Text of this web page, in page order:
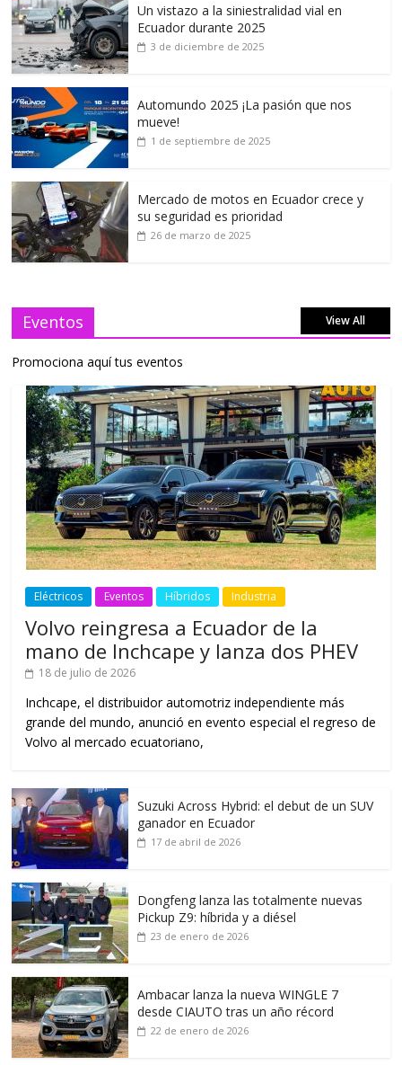
Un vistazo a la siniestralidad vial en
Ecuador durante 2025
3 de diciembre de 2025
Automundo 2025 ¡La pasión que nos
mueve!
1 de septiembre de 2025
Mercado de motos en Ecuador crece y
su seguridad es prioridad
26 de marzo de 2025
Eventos View All
Promociona aquí tus eventos
Eléctricos Eventos Híbridos Industria
Volvo reingresa a Ecuador de la
mano de Inchcape y lanza dos PHEV
18 de julio de 2026
Inchcape, el distribuidor automotriz independiente más
grande del mundo, anunció en evento especial el regreso de
Volvo al mercado ecuatoriano,
Suzuki Across Hybrid: el debut de un SUV
ganador en Ecuador
17 de abril de 2026
Dongfeng lanza las totalmente nuevas
Pickup Z9: híbrida y a diésel
23 de enero de 2026
Ambacar lanza la nueva WINGLE 7
desde CIAUTO tras un año récord
22 de enero de 2026